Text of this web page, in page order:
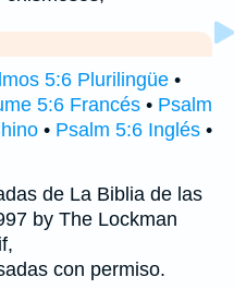
5:6 Plurilingüe •
5:6 Francés • Psalm
• Psalm 5:6 Inglés •
de La Biblia de las
by The Lockman
con permiso.